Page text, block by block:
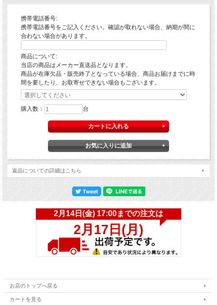
携帯電話番号:
携帯電話番号をご記入ください。確認が取れない場合、納期が間に
合わない場合があります。
商品について:
当店の商品はメーカー直送品となります。
商品が在庫欠品・販売終了となっている場合、商品お届けまでに時
間を要したり、お取寄せできない場合もございます。
購入数： 台
返品についての詳細はこちら
お店のトップへ戻る
カートを見る